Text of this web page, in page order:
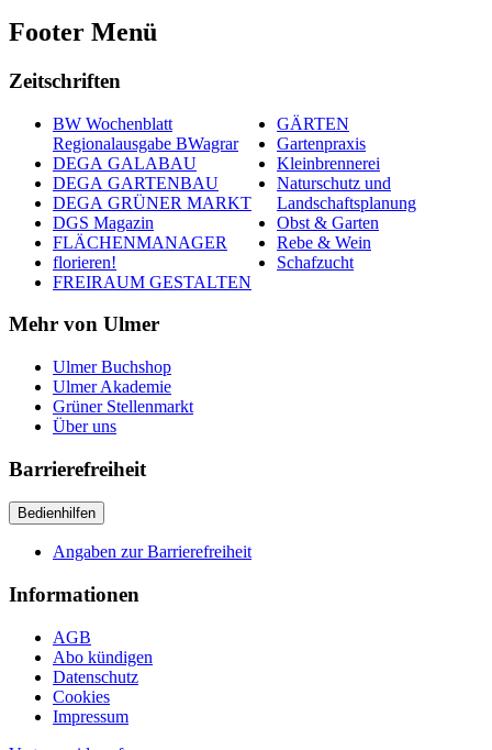
Footer Menü
Zeitschriften
BW Wochenblatt
Regionalausgabe BWagrar
DEGA GALABAU
DEGA GARTENBAU
DEGA GRÜNER MARKT
DGS Magazin
FLÄCHENMANAGER
florieren!
FREIRAUM GESTALTEN
GÄRTEN
Gartenpraxis
Kleinbrennerei
Naturschutz und
Landschaftsplanung
Obst & Garten
Rebe & Wein
Schafzucht
Mehr von Ulmer
Ulmer Buchshop
Ulmer Akademie
Grüner Stellenmarkt
Über uns
Barrierefreiheit
Bedienhilfen
Angaben zur Barrierefreiheit
Informationen
AGB
Abo kündigen
Datenschutz
Cookies
Impressum